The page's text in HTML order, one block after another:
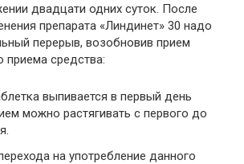
двадцати одних суток. После
препарата «Линдинет» 30 надо
перерыв, возобновив прием
приема средства:
выпивается в первый день
можно растягивать с первого до
на употребление данного